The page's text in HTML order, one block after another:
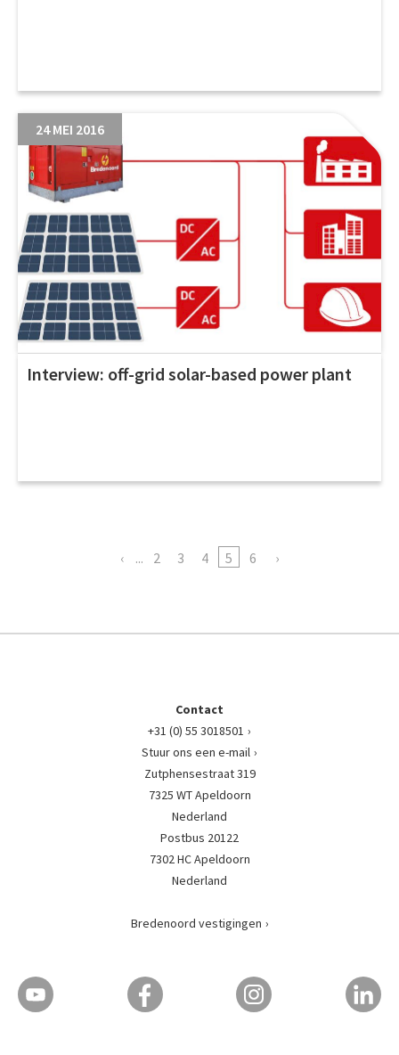
24 MEI 2016
Interview: off-grid solar-based power plant
... 2 3 4 5 6
Contact
+31 (0) 55 3018501
Stuur ons een e-mail
Zutphensestraat 319
7325 WT Apeldoorn
Nederland
Postbus 20122
7302 HC Apeldoorn
Nederland
Bredenoord vestigingen